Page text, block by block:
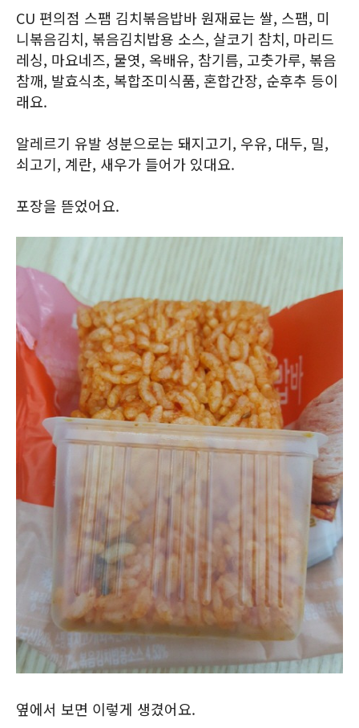
CU 편의점 스팸 김치볶음밥바 원재료는 쌀, 스팸, 미
니볶음김치, 볶음김치밥용 소스, 살코기 참치, 마리드
레싱, 마요네즈, 물엿, 옥배유, 참기름, 고춧가루, 볶음
참깨, 발효식초, 복합조미식품, 혼합간장, 순후추 등이
래요.
알레르기 유발 성분으로는 돼지고기, 우유, 대두, 밀,
쇠고기, 계란, 새우가 들어가 있대요.
포장을 뜯었어요.
옆에서 보면 이렇게 생겼어요.